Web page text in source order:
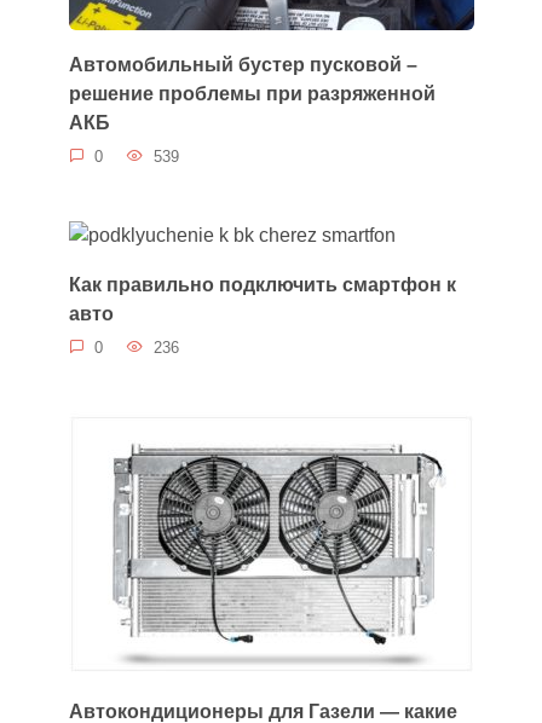
Автомобильный бустер пусковой –
решение проблемы при разряженной
АКБ
0 539
Как правильно подключить смартфон к
авто
0 236
Автокондиционеры для Газели — какие